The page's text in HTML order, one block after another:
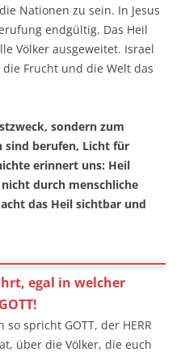
Nationen zu sein. In Jesus
endgültig. Das Heil
Völker ausgeweitet. Israel
Frucht und die Welt das
sondern zum
sind berufen, Licht für
erinnert uns: Heil
durch menschliche
das Heil sichtbar und
egal in welcher
so spricht GOTT, der HERR
über die Völker, die euch